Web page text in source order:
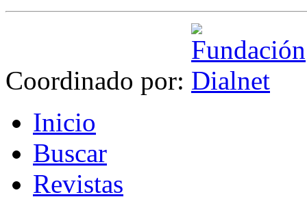
Coordinado por:
Inicio
Buscar
Revistas